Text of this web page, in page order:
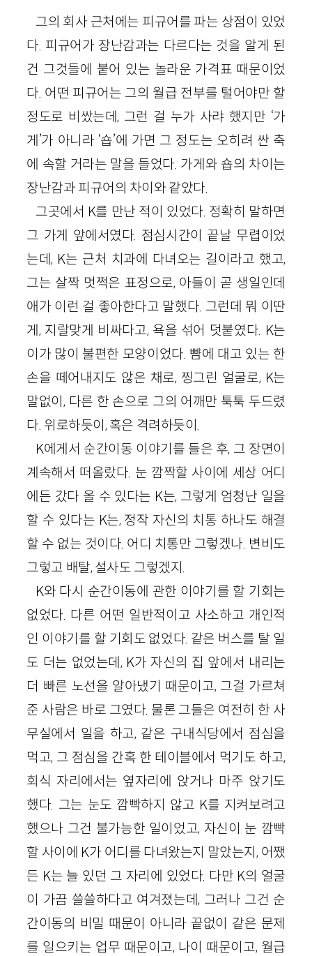
그의 회사 근처에는 피규어를 파는 상점이 있었
다. 피규어가 장난감과는 다르다는 것을 알게 된
건 그것들에 붙어 있는 놀라운 가격표 때문이었
다. 어떤 피규어는 그의 월급 전부를 털어야만 할
정도로 비쌌는데, 그런 걸 누가 사랴 했지만 ‘가
게’가 아니라 ‘숍’에 가면 그 정도는 오히려 싼 축
에 속할 거라는 말을 들었다. 가게와 숍의 차이는
장난감과 피규어의 차이와 같았다.
그곳에서 K를 만난 적이 있었다. 정확히 말하면
그 가게 앞에서였다. 점심시간이 끝날 무렵이었
는데, K는 근처 치과에 다녀오는 길이라고 했고,
그는 살짝 멋쩍은 표정으로, 아들이 곧 생일인데
애가 이런 걸 좋아한다고 말했다. 그런데 뭐 이딴
게, 지랄맞게 비싸다고, 욕을 섞어 덧붙였다. K는
이가 많이 불편한 모양이었다. 뺨에 대고 있는 한
손을 떼어내지도 않은 채로, 찡그린 얼굴로, K는
말없이, 다른 한 손으로 그의 어깨만 툭툭 두드렸
다. 위로하듯이, 혹은 격려하듯이.
K에게서 순간이동 이야기를 들은 후, 그 장면이
계속해서 떠올랐다. 눈 깜짝할 사이에 세상 어디
에든 갔다 올 수 있다는 K는, 그렇게 엄청난 일을
할 수 있다는 K는, 정작 자신의 치통 하나도 해결
할 수 없는 것이다. 어디 치통만 그렇겠나. 변비도
그렇고 배탈, 설사도 그렇겠지.
K와 다시 순간이동에 관한 이야기를 할 기회는
없었다. 다른 어떤 일반적이고 사소하고 개인적
인 이야기를 할 기회도 없었다. 같은 버스를 탈 일
도 더는 없었는데, K가 자신의 집 앞에서 내리는
더 빠른 노선을 알아냈기 때문이고, 그걸 가르쳐
준 사람은 바로 그였다. 물론 그들은 여전히 한 사
무실에서 일을 하고, 같은 구내식당에서 점심을
먹고, 그 점심을 간혹 한 테이블에서 먹기도 하고,
회식 자리에서는 옆자리에 앉거나 마주 앉기도
했다. 그는 눈도 깜빡하지 않고 K를 지켜보려고
했으나 그건 불가능한 일이었고, 자신이 눈 깜빡
할 사이에 K가 어디를 다녀왔는지 말았는지, 어쨌
든 K는 늘 있던 그 자리에 있었다. 다만 K의 얼굴
이 가끔 쓸쓸하다고 여겨졌는데, 그러나 그건 순
간이동의 비밀 때문이 아니라 끝없이 같은 문제
를 일으키는 업무 때문이고, 나이 때문이고, 월급